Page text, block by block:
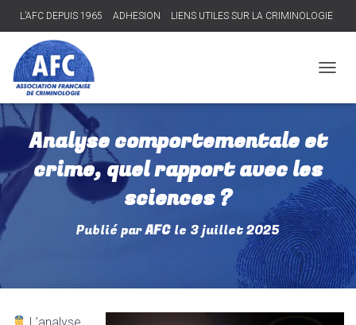
L’AFC DEPUIS 1965 ADHESION LIENS UTILES SUR LA CRIMINOLOGIE
I
L
A
N
A
V
G
A
Analyse comportementale et
crime, quel rapport avec les
sciences ?
Publié parAFC le 3 juillet 2025